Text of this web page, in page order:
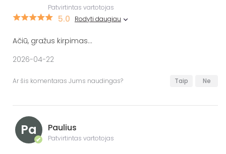
Patvirtintas vartotojas
5.0 Rodyti daugiau
Ačiū, gražus kirpimas...
2026-04-22
Ar šis komentaras Jums naudingas? Taip Ne
Pa
✔
Paulius
Patvirtintas vartotojas